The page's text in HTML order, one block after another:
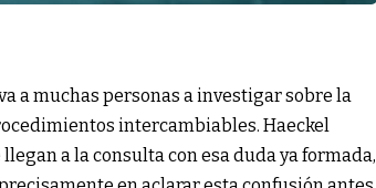
a muchas personas a investigar sobre la
intercambiables. Haeckel
a la consulta con esa duda ya formada,